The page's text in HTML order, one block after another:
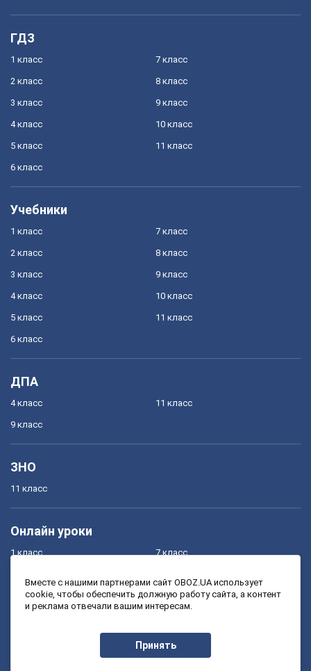
ГДЗ
1 класс
2 класс
3 класс
4 класс
5 класс
6 класс
7 класс
8 класс
9 класс
10 класс
11 класс
Учебники
1 класс
2 класс
3 класс
4 класс
5 класс
6 класс
7 класс
8 класс
9 класс
10 класс
11 класс
ДПА
4 класс
9 класс
11 класс
ЗНО
11 класс
Онлайн уроки
1 класс
3 класс
7 класс
9 класс
Вместе с нашими партнерами сайт OBOZ.UA использует
cookie, чтобы обеспечить должную работу сайта, а контент
и реклама отвечали вашим интересам.
Принять